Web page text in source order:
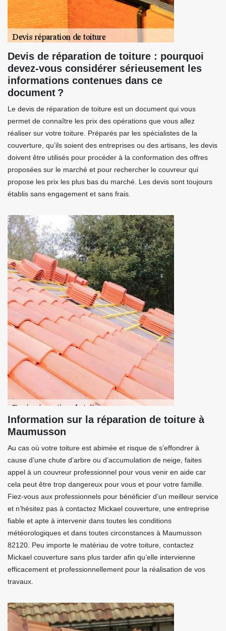
Devis de réparation de toiture : pourquoi
devez-vous considérer sérieusement les
informations contenues dans ce
document ?
Le devis de réparation de toiture est un document qui vous
permet de connaître les prix des opérations que vous allez
réaliser sur votre toiture. Préparés par les spécialistes de la
couverture, qu’ils soient des entreprises ou des artisans, les devis
doivent être utilisés pour procéder à la conformation des offres
proposées sur le marché et pour rechercher le couvreur qui
propose les prix les plus bas du marché. Les devis sont toujours
établis sans engagement et sans frais.
Information sur la réparation de toiture à
Maumusson
Au cas où votre toiture est abimée et risque de s’effondrer à
cause d’une chute d’arbre ou d’accumulation de neige, faites
appel à un couvreur professionnel pour vous venir en aide car
cela peut être trop dangereux pour vous et pour votre famille.
Fiez-vous aux professionnels pour bénéficier d’un meilleur service
et n’hésitez pas à contactez Mickael couverture, une entreprise
fiable et apte à intervenir dans toutes les conditions
météorologiques et dans toutes circonstances à Maumusson
82120. Peu importe le matériau de votre toiture, contactez
Mickael couverture sans plus tarder afin qu’elle intervienne
efficacement et professionnellement pour la réalisation de vos
travaux.